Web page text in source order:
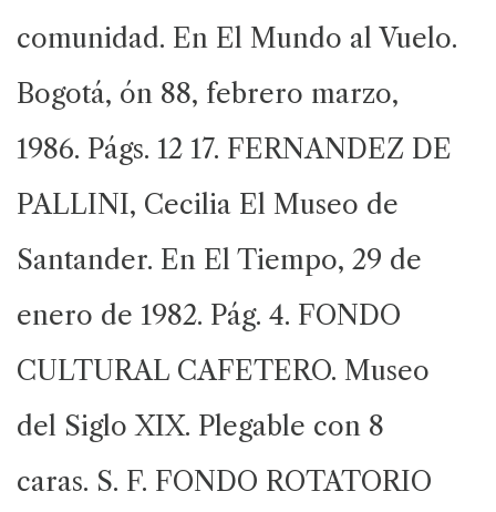
comunidad. En El Mundo al Vuelo.
Bogotá, ón 88, febrero marzo,
1986. Págs. 12 17. FERNANDEZ DE
PALLINI, Cecilia El Museo de
Santander. En El Tiempo, 29 de
enero de 1982. Pág. 4. FONDO
CULTURAL CAFETERO. Museo
del Siglo XIX. Plegable con 8
caras. S. F. FONDO ROTATORIO